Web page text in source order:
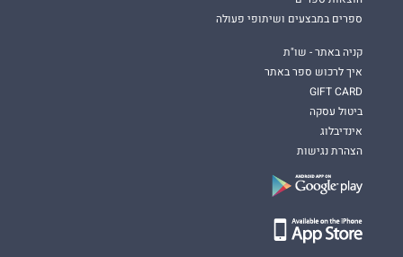
ספרים במבצעים ושיתופי פעולה
קניה באתר - שו"ת
איך לרכוש ספר באתר
GIFT CARD
ביטול עסקה
אינדיבלוג
הצהרת נגישות